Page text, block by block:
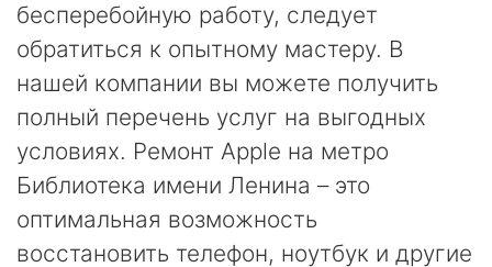
бесперебойную работу, следует
обратиться к опытному мастеру. В
нашей компании вы можете получить
полный перечень услуг на выгодных
условиях. Ремонт Apple на метро
Библиотека имени Ленина – это
оптимальная возможность
восстановить телефон, ноутбук и другие